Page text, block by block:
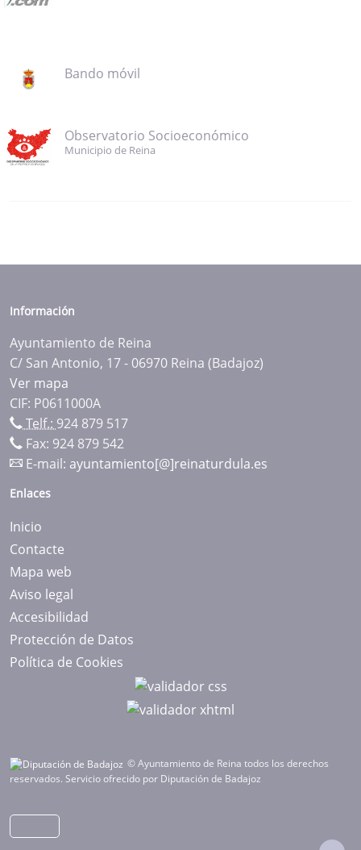
Bando móvil
Observatorio Socioeconómico
Municipio de Reina
Información
Ayuntamiento de Reina
C/ San Antonio, 17 - 06970 Reina (Badajoz)
Ver mapa
CIF: P0611000A
Telf.: 924 879 517
Fax: 924 879 542
E-mail: ayuntamiento[@]reinaturdula.es
Enlaces
Inicio
Contacte
Mapa web
Aviso legal
Accesibilidad
Protección de Datos
Política de Cookies
© Ayuntamiento de Reina todos los derechos
reservados. Servicio ofrecido por Diputación de Badajoz